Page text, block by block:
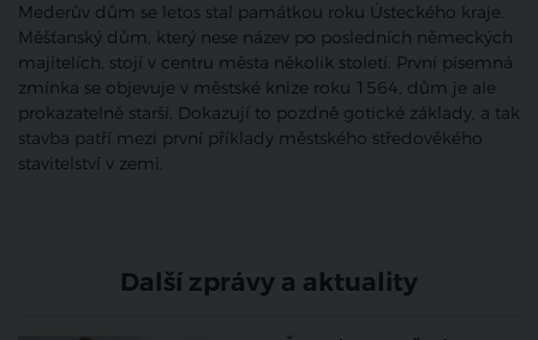
Mederův dům se letos stal památkou roku Ústeckého kraje.
Měšťanský dům, který nese název po posledních německých
majitelích, stojí v centru města několik století. První písemná
zmínka se objevuje v městské knize roku 1564, dům je ale
prokazatelně starší. Dokazují to pozdně gotické základy, a tak
stavba patří mezi první příklady městského středověkého
stavitelství v zemi.
Další zprávy a aktuality